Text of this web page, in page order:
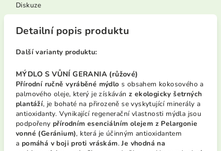
Diskuze
Detailní popis produktu
Další varianty produktu:
MÝDLO S VŮNÍ GERANIA (růžové)
Přírodní ručně vyráběné mýdlo s obsahem kokosového a
palmového oleje, který je získáván z ekologicky šetrných
plantáží, je bohaté na přirozeně se vyskytující minerály a
antioxidanty. Vynikající regenerační vlastnosti mýdla jsou
podpořeny přírodním esenciálním olejem z Pelargonie
vonné (Geránium), která je účinným antioxidantem
a pomáhá v boji proti vráskám. Je vhodná na